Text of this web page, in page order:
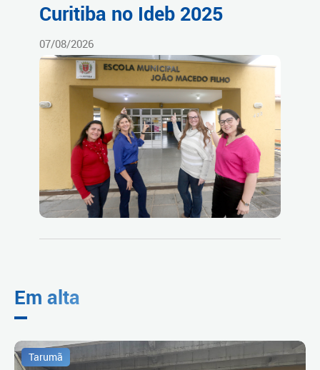
Curitiba no Ideb 2025
07/08/2026
Em alta
Tarumã